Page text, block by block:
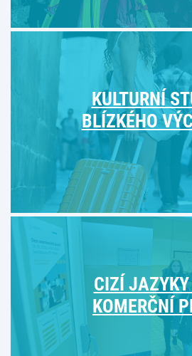
KULTURNÍ
BLÍZKÉHO
CIZÍ JAZYKY
KOMERČNÍ